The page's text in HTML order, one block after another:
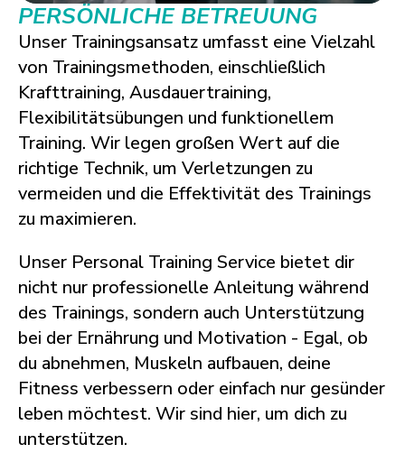
PERSÖNLICHE BETREUUNG
Unser Trainingsansatz umfasst eine Vielzahl
von Trainingsmethoden, einschließlich
Krafttraining, Ausdauertraining,
Flexibilitätsübungen und funktionellem
Training. Wir legen großen Wert auf die
richtige Technik, um Verletzungen zu
vermeiden und die Effektivität des Trainings
zu maximieren.
Unser Personal Training Service bietet dir
nicht nur professionelle Anleitung während
des Trainings, sondern auch Unterstützung
bei der Ernährung und Motivation - Egal, ob
du abnehmen, Muskeln aufbauen, deine
Fitness verbessern oder einfach nur gesünder
leben möchtest. Wir sind hier, um dich zu
unterstützen.